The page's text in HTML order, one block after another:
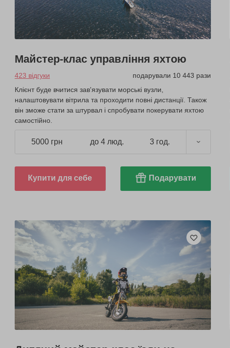
Майстер-клас управління яхтою
423 відгуки
подарували 10 443 рази
Клієнт буде вчитися зав'язувати морські вузли,
налаштовувати вітрила та проходити повні дистанції. Також
він зможе стати за штурвал і спробувати покерувати яхтою
самостійно.
5000 грн до 4 люд. 3 год.
Купити для себе Подарувати